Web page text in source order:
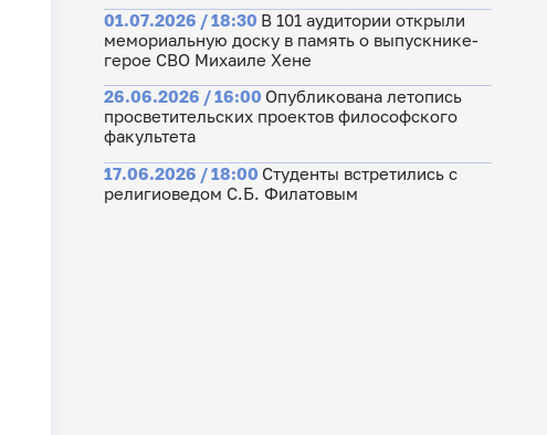
01.07.2026 / 18:30 В 101 аудитории открыли
мемориальную доску в память о выпускнике-
герое СВО Михаиле Хене
26.06.2026 / 16:00 Опубликована летопись
просветительских проектов философского
факультета
17.06.2026 / 18:00 Студенты встретились с
религиоведом С.Б. Филатовым